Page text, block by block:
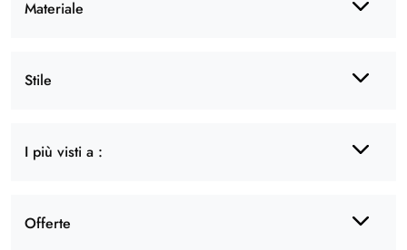
Materiale
Stile
I più visti a :
Offerte